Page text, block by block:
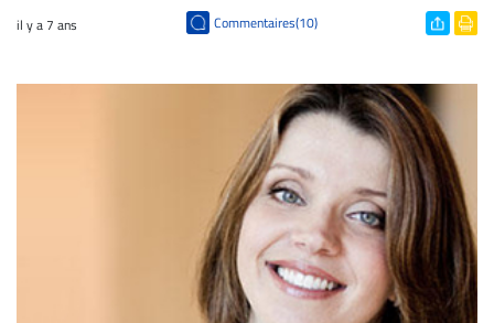
Métiers
il y a 7 ans Commentaires(10)